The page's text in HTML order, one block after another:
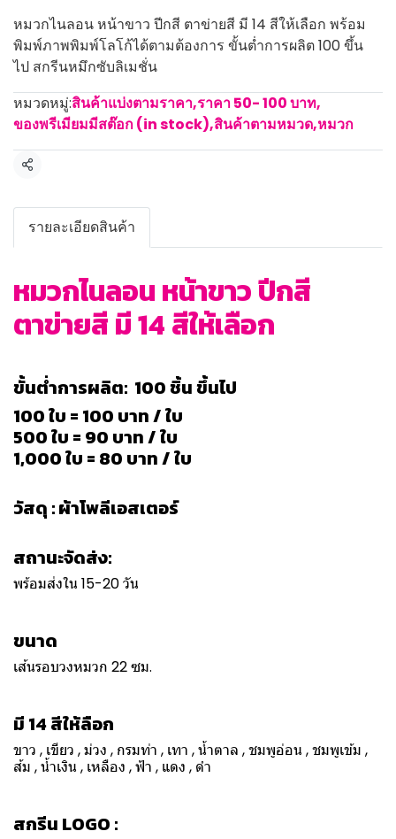
หมวกไนลอน หน้าขาว ปีกสี ตาข่ายสี มี 14 สีให้เลือก พร้อม
พิมพ์ภาพพิมพ์โลโก้ได้ตามต้องการ ขั้นต่ำการผลิต 100 ขึ้น
ไป สกรีนหมึกซับลิเมชั่น
หมวดหมู่:สินค้าแบ่งตามราคา,ราคา 50- 100 บาท,
ของพรีเมียมมีสต๊อก (in stock),สินค้าตามหมวด,หมวก
แชร์
รายละเอียดสินค้า
หมวกไนลอน หน้าขาว ปีกสี
ตาข่ายสี มี 14 สีให้เลือก
ขั้นต่ำการผลิต: 100 ชิ้น ขึ้นไป
100 ใบ = 100 บาท / ใบ
500 ใบ = 90 บาท / ใบ
1,000 ใบ = 80 บาท / ใบ
วัสดุ : ผ้าโพลีเอสเตอร์
สถานะจัดส่ง:
พร้อมส่งใน 15-20 วัน
ขนาด
เส้นรอบวงหมวก 22 ซม.
มี 14 สีให้ลือก
ขาว , เขียว , ม่วง , กรมท่า , เทา , น้ำตาล , ชมพูอ่อน , ชมพูเข้ม ,
ส้ม , น้ำเงิน , เหลือง , ฟ้า , แดง , ดำ
สกรีน LOGO :